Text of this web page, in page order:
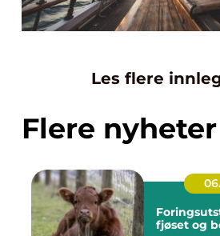
Les flere
Flere nyheter
fjøset og